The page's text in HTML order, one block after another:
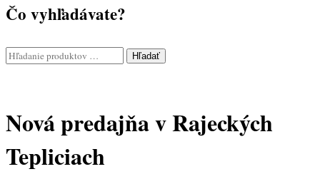
Čo vyhľadávate?
Hľadať
Nová predajňa v Rajeckých
Tepliciach